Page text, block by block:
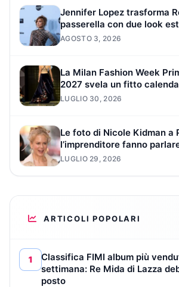
Jennifer Lopez trasforma
passerella con due look
AGOSTO 3, 2026
La Milan Fashion Week
2027 svela un fitto
LUGLIO 30, 2026
Le foto di Nicole Kidman a
l’imprenditore fanno
LUGLIO 29, 2026
ARTICOLI POPOLARI
1
Classifica FIMI album più
settimana: Re Mida di Lazza
posto